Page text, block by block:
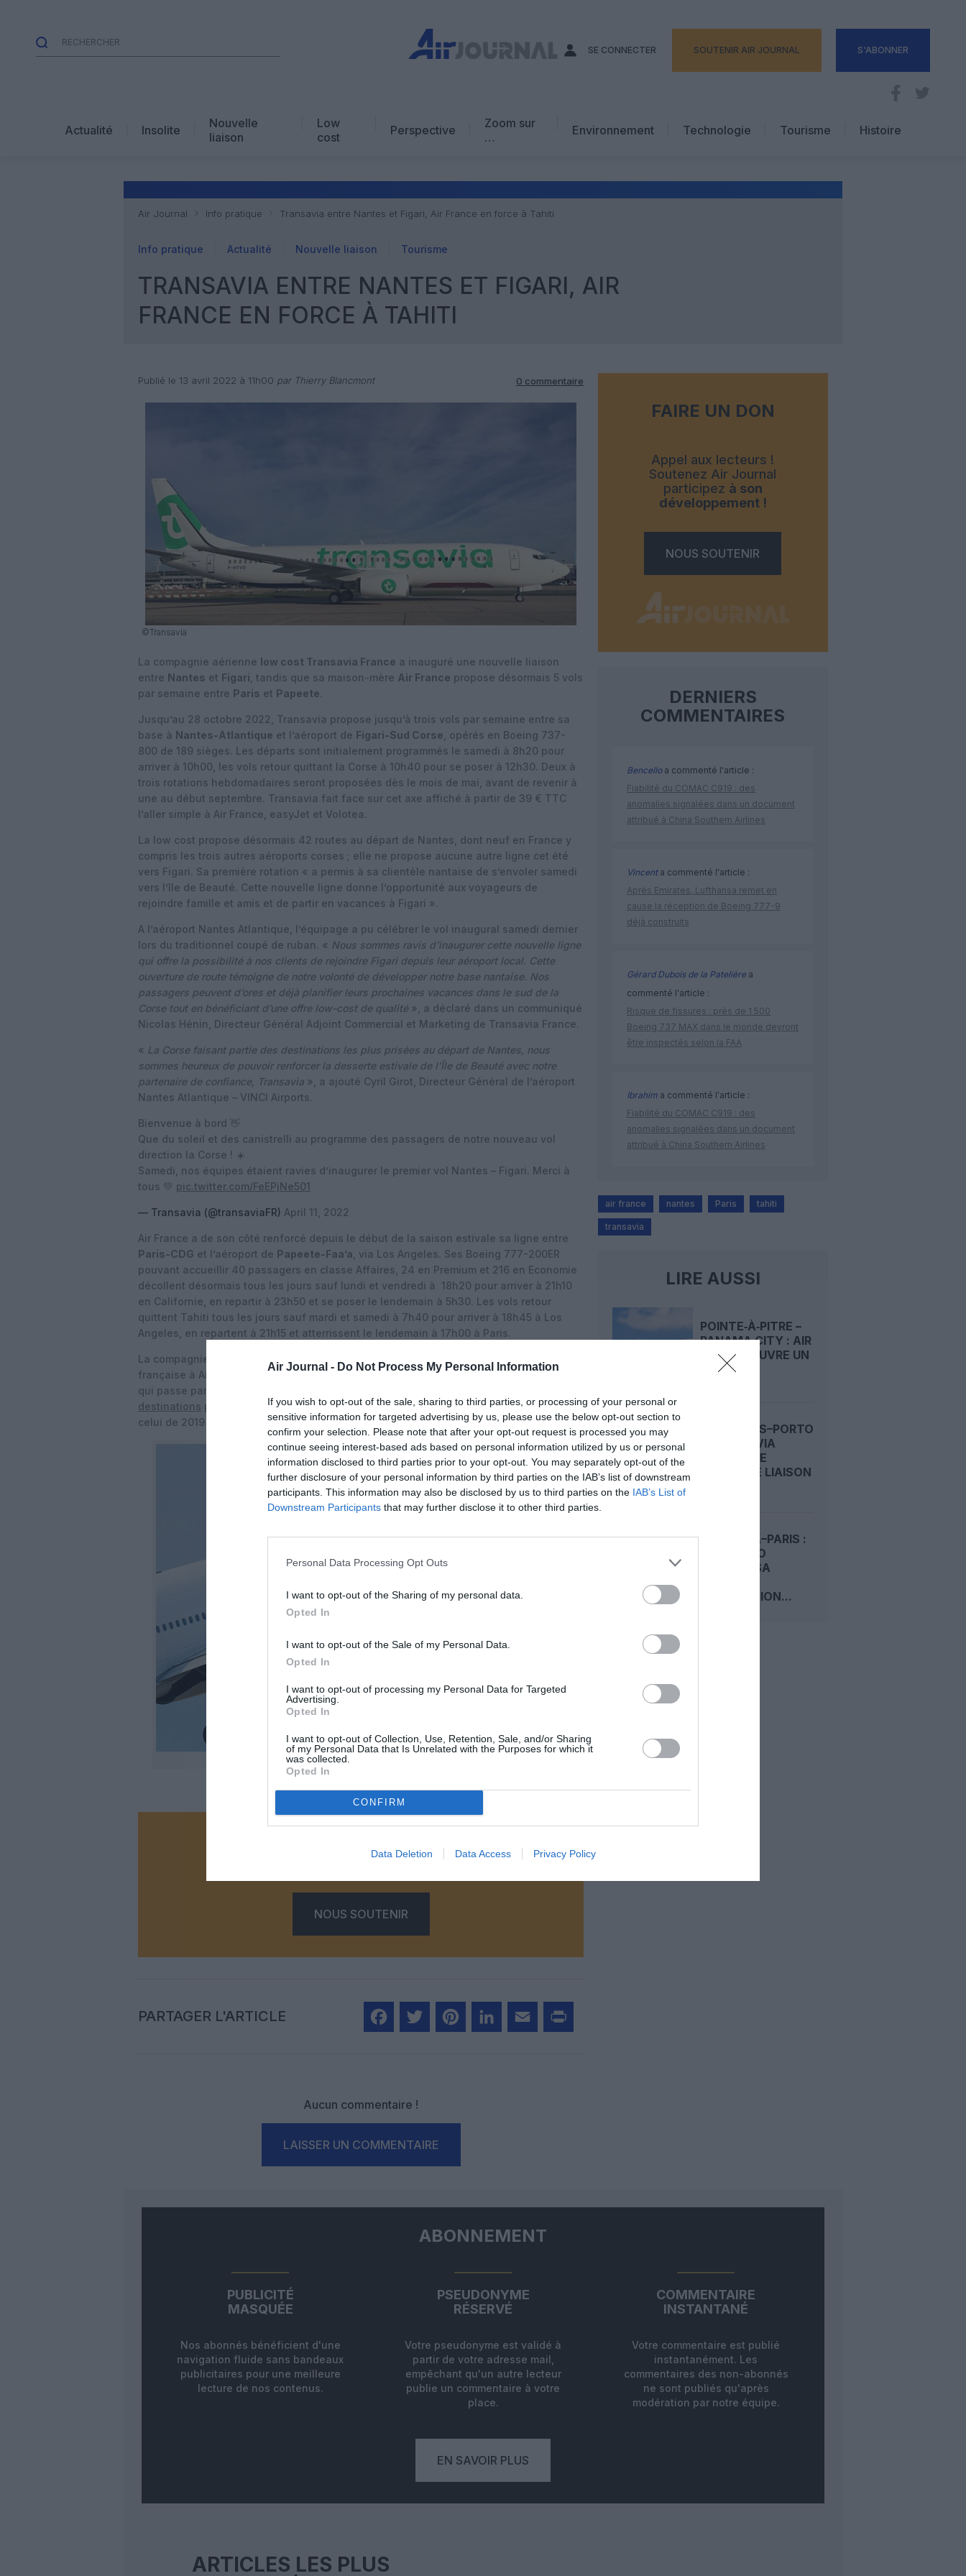
Air Journal - Do Not Process My Personal Information
If you wish to opt-out of the sale, sharing to third parties, or processing of your personal or
sensitive information for targeted advertising by us, please use the below opt-out section to
confirm your selection. Please note that after your opt-out request is processed you may
continue seeing interest-based ads based on personal information utilized by us or personal
information disclosed to third parties prior to your opt-out. You may separately opt-out of the
further disclosure of your personal information by third parties on the IAB’s list of downstream
participants. This information may also be disclosed by us to third parties on the IAB’s List of
Downstream Participants that may further disclose it to other third parties.
Personal Data Processing Opt Outs
I want to opt-out of the Sharing of my personal data.
Opted In
I want to opt-out of the Sale of my Personal Data.
Opted In
I want to opt-out of processing my Personal Data for Targeted
Advertising.
Opted In
I want to opt-out of Collection, Use, Retention, Sale, and/or Sharing
of my Personal Data that Is Unrelated with the Purposes for which it
was collected.
Opted In
CONFIRM
Data Deletion Data Access Privacy Policy
SE CONNECTER SOUTENIR AIR JOURNAL S'ABONNER
Actualité Insolite
Nouvelle
liaison
Low
cost
Perspective
Zoom sur
…
Avis d’expert
Environnement Technologie
Tourisme
Hôtellerie
Histoire
Air Journal Info pratique Transavia entre Nantes et Figari, Air France en force à Tahiti
Info pratique Actualité Nouvelle liaison Tourisme
TRANSAVIA ENTRE NANTES ET FIGARI, AIR
FRANCE EN FORCE À TAHITI
Publié le 13 avril 2022 à 11h00 par Thierry Blancmont 0 commentaire
©Transavia
La compagnie aérienne low cost Transavia France a inauguré une nouvelle liaison
entre Nantes et Figari , tandis que sa maison-mère Air France propose désormais 5 vols
par semaine entre Paris et Papeete.
Jusqu’au 28 octobre 2022, Transavia propose jusqu’à trois vols par semaine entre sa
base à Nantes-Atlantique et l’aéroport de Figari-Sud Corse , opérés en Boeing 737-
800 de 189 sièges. Les départs sont initialement programmés le samedi à 8h20 pour
arriver à 10h00, les vols retour quittant la Corse à 10h40 pour se poser à 12h30. Deux à
trois rotations hebdomadaires seront proposées dès le mois de mai, avant de revenir à
une au début septembre. Transavia fait face sur cet axe affiché à partir de 39 € TTC
l’aller simple à Air France, easyJet et Volotea.
La low cost propose désormais 42 routes au départ de Nantes, dont neuf en France y
compris les trois autres aéroports corses ; elle ne propose aucune autre ligne cet été
vers Figari. Sa première rotation « a permis à sa clientèle nantaise de s’envoler samedi
vers l’île de Beauté. Cette nouvelle ligne donne l’opportunité aux voyageurs de
rejoindre famille et amis et de partir en vacances à Figari ».
A l’aéroport Nantes Atlantique, l’équipage a pu célébrer le vol inaugural samedi dernier
lors du traditionnel coupé de ruban. « Nous sommes ravis d’inaugurer cette nouvelle ligne
qui offre la possibilité à nos clients de rejoindre Figari depuis leur aéroport local. Cette
ouverture de route témoigne de notre volonté de développer notre base nantaise. Nos
passagers peuvent d’ores et déjà planifier leurs prochaines vacances dans le sud de la
Corse tout en bénéficiant d’une offre low-cost de qualité », a déclaré dans un communiqué
Nicolas Hénin, Directeur Général Adjoint Commercial et Marketing de Transavia France.
« La Corse faisant partie des destinations les plus prisées au départ de Nantes, nous
sommes heureux de pouvoir renforcer la desserte estivale de l’Île de Beauté avec notre
partenaire de confiance, Transavia », a ajouté Cyril Girot, Directeur Général de l’aéroport
Nantes Atlantique – VINCI Airports.
Bienvenue à bord 👋
Que du soleil et des canistrelli au programme des passagers de notre nouveau vol
direction la Corse ! ☀️
Samedi, nos équipes étaient ravies d’inaugurer le premier vol Nantes – Figari. Merci à
tous 💚 pic.twitter.com/FeEPjNe501
— Transavia (@transaviaFR) April 11, 2022
Air France a de son côté renforcé depuis le début de la saison estivale sa ligne entre
Paris-CDG et l’aéroport de Papeete-Faa’a , via Los Angeles. Ses Boeing 777-200ER
pouvant accueillir 40 passagers en classe Affaires, 24 en Premium et 216 en Economie
décollent désormais tous les jours sauf lundi et vendredi à 18h20 pour arriver à 21h10
en Californie, en repartir à 23h50 et se poser le lendemain à 5h30. Les vols retour
quittent Tahiti tous les jours sauf mardi et samedi à 7h40 pour arriver à 18h45 à Los
Angeles, en repartent à 21h15 et atterrissent le lendemain à 17h00 à Paris.
La compagnie de l’alliance
française à Air Tahiti Nui (avec qui elle partage ses codes) et à la low cost French bee,
qui passe par San Francisco tout comme United Airlines. Papeete et l’une des
destinations proposées par Air France cet été, un programme quasiment similaire à
celui de 2019 avant la pandémie de Covid-19.
©Air France
Soutenez-nous, faites un don !
NOUS SOUTENIR
PARTAGER L'ARTICLE
Aucun commentaire !
LAISSER UN COMMENTAIRE
FAIRE UN DON
Appel aux lecteurs !
Soutenez Air Journal
participez à son
développement !
NOUS SOUTENIR
DERNIERS
COMMENTAIRES
Bencelloa commenté l'article :
Fiabilité du COMAC C919 : des
anomalies signalées dans un document
attribué à China Southern Airlines
Vincenta commenté l'article :
Après Emirates, Lufthansa remet en
cause la réception de Boeing 777-9
déjà construits
Gérard Dubois de la Patelièrea
commenté l'article :
Risque de fissures : près de 1 500
Boeing 737 MAX dans le monde devront
être inspectés selon la FAA
Ibrahim a commenté l'article :
Fiabilité du COMAC C919 : des
anomalies signalées dans un document
attribué à China Southern Airlines
air france nantes Paris tahiti
transavia
LIRE AUSSI
POINTE‑À‑PITRE –
PANAMA CITY : AIR
FRANCE OUVRE UN
PONT...
BRUXELLES–PORTO
: TRANSAVIA
OUVRE UNE
NOUVELLE LIAISON
KINSHASA–PARIS :
AIR CONGO
PRÉPARE SA
DESTINATION...
ABONNEMENT
PUBLICITÉ
MASQUÉE
Nos abonnés bénéficient d'une
navigation fluide sans bandeaux
publicitaires pour une meilleure
lecture de nos contenus.
PSEUDONYME
RÉSERVÉ
Votre pseudonyme est validé à
partir de votre adresse mail,
empêchant qu'un autre lecteur
publie un commentaire à votre
place.
COMMENTAIRE
INSTANTANÉ
Votre commentaire est publié
instantanément. Les
commentaires des non-abonnés
ne sont publiés qu'après
modération par notre équipe.
EN SAVOIR PLUS
ARTICLES LES PLUS